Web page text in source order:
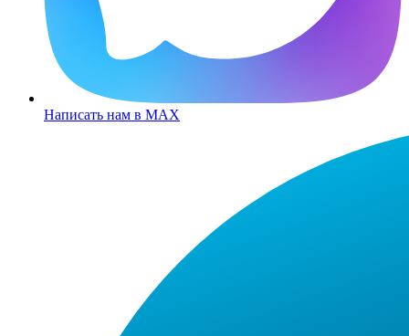
Написать нам в MAX